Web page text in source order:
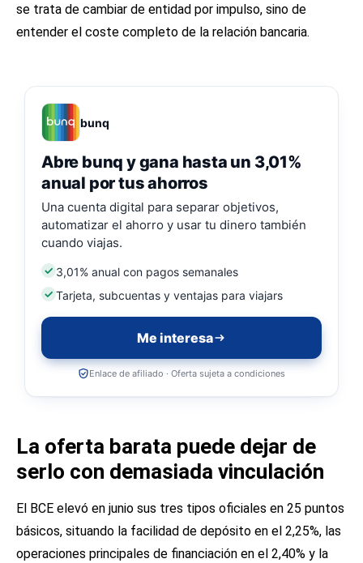
se trata de cambiar de entidad por impulso, sino de
entender el coste completo de la relación bancaria.
bunq
Abre bunq y gana hasta un 3,01%
anual por tus ahorros
Una cuenta digital para separar objetivos,
automatizar el ahorro y usar tu dinero también
cuando viajas.
3,01% anual con pagos semanales
Tarjeta, subcuentas y ventajas para viajars
Me interesa
Enlace de afiliado · Oferta sujeta a condiciones
La oferta barata puede dejar de
serlo con demasiada vinculación
El BCE elevó en junio sus tres tipos oficiales en 25 puntos
básicos, situando la facilidad de depósito en el 2,25%, las
operaciones principales de financiación en el 2,40% y la